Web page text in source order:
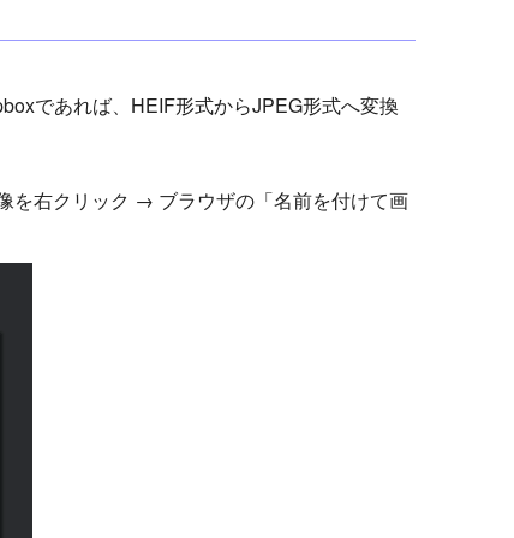
であれば、HEIF形式からJPEG形式へ変換
を右クリック → ブラウザの「名前を付けて画